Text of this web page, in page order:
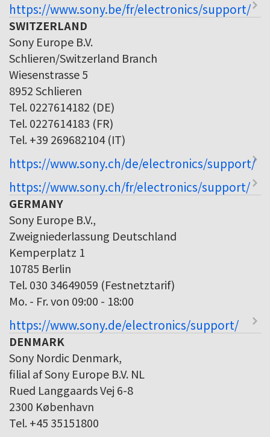
https://www.sony.be/fr/electronics/support/
SWITZERLAND
Sony Europe B.V.
Schlieren/Switzerland Branch
Wiesenstrasse 5
8952 Schlieren
Tel. 0227614182 (DE)
Tel. 0227614183 (FR)
Tel. +39 269682104 (IT)
https://www.sony.ch/de/electronics/support/
https://www.sony.ch/fr/electronics/support/
GERMANY
Sony Europe B.V.,
Zweigniederlassung Deutschland
Kemperplatz 1
10785 Berlin
Tel. 030 34649059 (Festnetztarif)
Mo. - Fr. von 09:00 - 18:00
https://www.sony.de/electronics/support/
DENMARK
Sony Nordic Denmark,
filial af Sony Europe B.V. NL
Rued Langgaards Vej 6-8
2300 København
Tel. +45 35151800